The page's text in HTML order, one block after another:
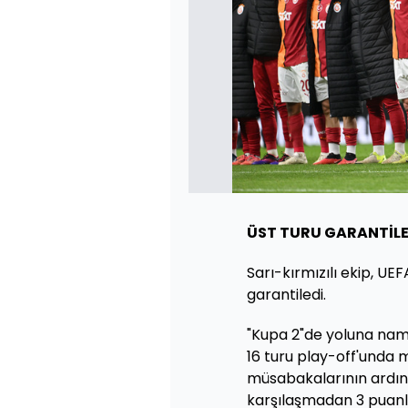
ÜST TURU
Sarı-kırmızılı ekip,
garantiledi.
"Kupa 2"de yoluna
16 turu play-off'unda
müsabakalarının
karşılaşmadan 3